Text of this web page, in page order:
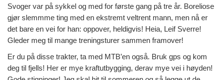
Svoger var på sykkel og med for første gang på tre år. Boreliose
gjør slemmme ting med en ekstremt veltrent mann, men nå er
det bare en vei for han: oppover, heldigvis! Heia, Leif Sverre!
Gleder meg til mange treningsturer sammen framover!
Er du på disse trakter, ta med MTB’en også. Bruk gps og kom
deg til fjells! Her er mye kraftutbygging, derav mye vei i høyden!